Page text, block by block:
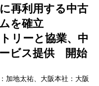
再利用する中古
を確立
リーと協業、中
ビス提供 開始
加地太祐、大阪本社：大阪